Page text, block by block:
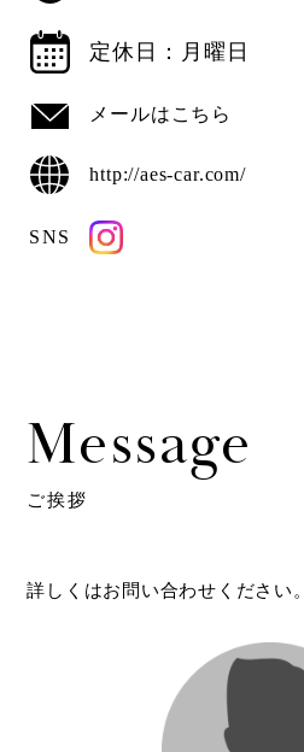
定休日：月曜日
メールはこちら
http://aes-car.com/
SNS
Message
ご挨拶
詳しくはお問い合わせください。